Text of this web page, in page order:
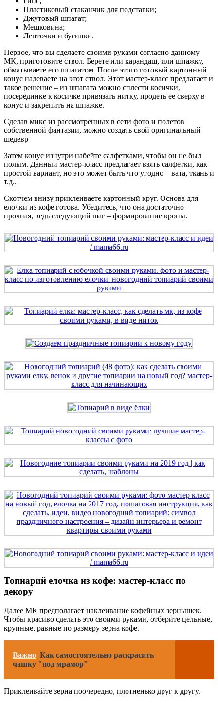
Пластиковый стаканчик для подставки;
Джутовый шпагат;
Мешковина;
Ленточки и бусинки.
Первое, что вы сделаете своими руками согласно данному
МК, приготовите ствол. Берете или карандаш, или шпажку,
обматываете его шпагатом. После этого готовый картонный
конус надеваете на этот ствол. Этот мастер-класс предлагает и
такое решение – из шпагата можно сплести косички,
посерединке к косичке привязать нитку, продеть ее сверху в
конус и закрепить на шпажке.
Сделав микс из рассмотренных в сети фото и полетов
собственной фантазии, можно создать свой оригинальный
шедевр
Затем конус изнутри набейте салфетками, чтобы он не был
полым. Данный мастер-класс предлагает взять салфетки, как
простой вариант, но это может быть что угодно – вата, ткань и
т.д..
Скотчем внизу приклеиваете картонный круг. Основа для
елочки из кофе готова. Убедитесь, что она достаточно
прочная, ведь следующий шаг – формирование кроны.
Топиарий елочка из кофе: мастер-класс по
декору
Далее МК предполагает наклеивание кофейных зернышек.
Чтобы красиво сделать это своими руками, отберите цельные,
крупные, равные по размеру зерна кофе.
Важно Как самостоятельно раскрасить
чашку "под мрамор"
Приклеивайте зерна поочередно, плотненько друг к другу.